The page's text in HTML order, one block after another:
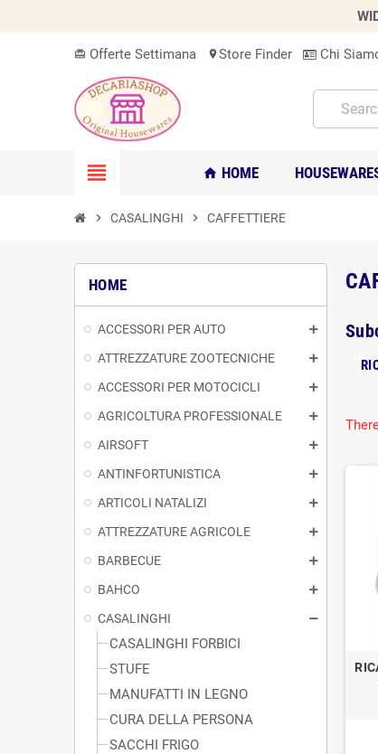
card_giftcard Offerte Settimana location_onStore Finder Chi
view_headline home HOME
chevron_right CASALINGHI chevron_right CAFFETTIERE
HOME
ACCESSORI PER AUTO
ATTREZZATURE ZOOTECNICHE
ACCESSORI PER MOTOCICLI
AGRICOLTURA PROFESSIONALE
AIRSOFT
ANTINFORTUNISTICA
ARTICOLI NATALIZI
ATTREZZATURE AGRICOLE
BARBECUE
BAHCO
CASALINGHI
CASALINGHI FORBICI
STUFE
MANUFATTI IN LEGNO
CURA DELLA PERSONA
SACCHI FRIGO